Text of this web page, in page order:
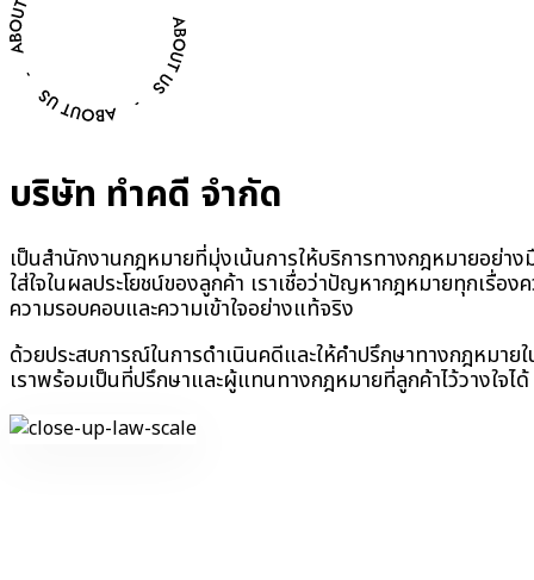
บริษัท ทำคดี จำกัด
เป็นสำนักงานกฎหมายที่มุ่งเน้นการให้บริการทางกฎหมายอย่า
ใส่ใจในผลประโยชน์ของลูกค้า เราเชื่อว่าปัญหากฎหมายทุกเรื่อ
ความรอบคอบและความเข้าใจอย่างแท้จริง
ด้วยประสบการณ์ในการดำเนินคดีและให้คำปรึกษาทางกฎหมาย
เราพร้อมเป็นที่ปรึกษาและผู้แทนทางกฎหมายที่ลูกค้าไว้วางใจได้